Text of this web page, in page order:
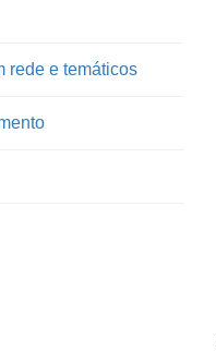
rede e temáticos